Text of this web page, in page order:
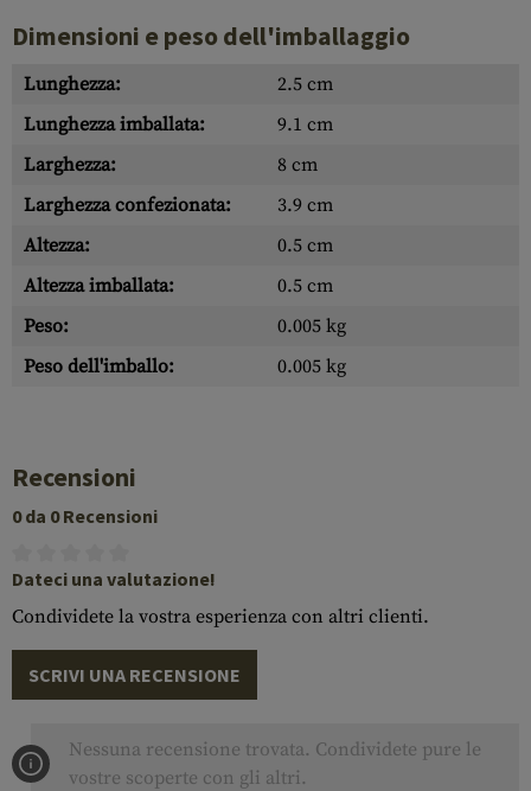
Dimensioni e peso dell'imballaggio
Lunghezza:
2.5 cm
Lunghezza imballata:
9.1 cm
Larghezza:
8 cm
Larghezza confezionata:
3.9 cm
Altezza:
0.5 cm
Altezza imballata:
0.5 cm
Peso:
0.005 kg
Peso dell'imballo:
0.005 kg
Recensioni
0 da 0 Recensioni
Dateci una valutazione!
Condividete la vostra esperienza con altri clienti.
SCRIVI UNA RECENSIONE
Nessuna recensione trovata. Condividete pure le
vostre scoperte con gli altri.